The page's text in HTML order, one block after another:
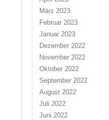
März 2023
Februar 2023
Januar 2023
Dezember 2022
November 2022
Oktober 2022
September 2022
August 2022
Juli 2022
Juni 2022